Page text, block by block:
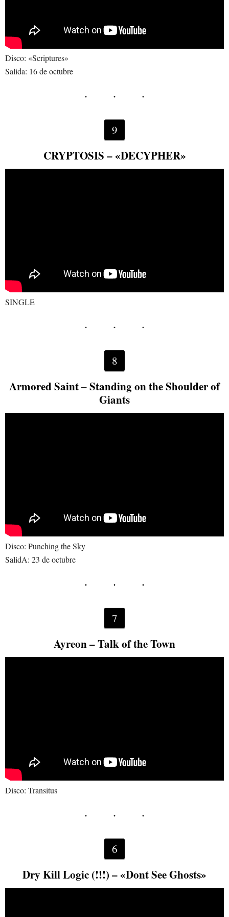
Disco: «Scriptures»
Salida: 16 de octubre
9
CRYPTOSIS – «DECYPHER»
SINGLE
8
Armored Saint – Standing on the Shoulder of
Giants
Disco: Punching the Sky
SalidA: 23 de octubre
7
Ayreon – Talk of the Town
Disco: Transitus
6
Dry Kill Logic (!!!) – «Dont See Ghosts»